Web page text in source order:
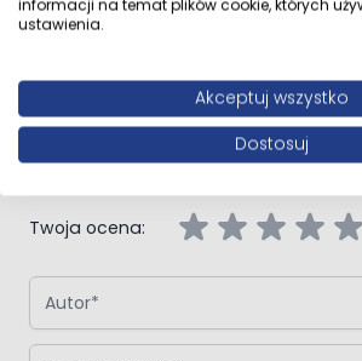
Napisz własną recenzję
Napisz opinię o produkcie:Panele Winylowe
Twoja ocena:
Autor
Podsumowanie
informacji na temat plików cookie, których
ustawienia.
Akceptuj wszystko
Dostosuj